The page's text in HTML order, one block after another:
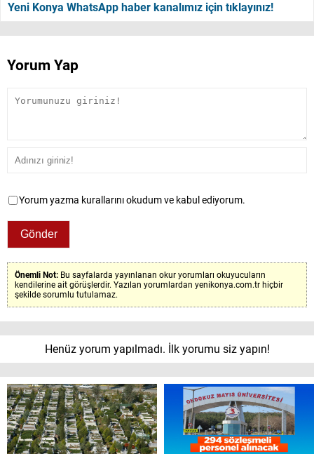
Yeni Konya WhatsApp haber kanalımız için tıklayınız!
Yorum Yap
Yorum yazma kurallarını okudum ve kabul ediyorum.
Önemli Not: Bu sayfalarda yayınlanan okur yorumları okuyucuların
kendilerine ait görüşlerdir. Yazılan yorumlardan yenikonya.com.tr hiçbir
şekilde sorumlu tutulamaz.
Henüz yorum yapılmadı. İlk yorumu siz yapın!